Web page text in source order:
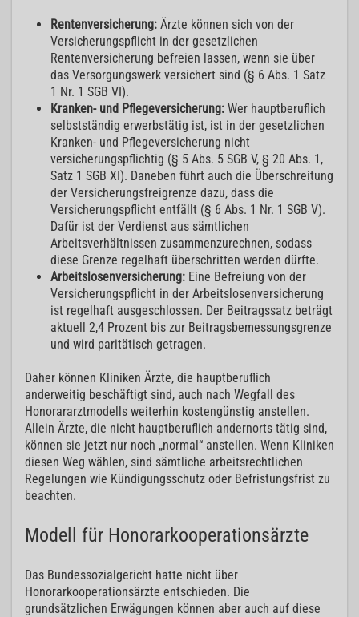
Rentenversicherung: Ärzte können sich von der
Versicherungspflicht in der gesetzlichen
Rentenversicherung befreien lassen, wenn sie über
das Versorgungswerk versichert sind (§ 6 Abs. 1 Satz
1 Nr. 1 SGB VI).
Kranken- und Pflegeversicherung: Wer hauptberuflich
selbstständig erwerbstätig ist, ist in der gesetzlichen
Kranken- und Pflegeversicherung nicht
versicherungspflichtig (§ 5 Abs. 5 SGB V, § 20 Abs. 1,
Satz 1 SGB XI). Daneben führt auch die Überschreitung
der Versicherungsfreigrenze dazu, dass die
Versicherungspflicht entfällt (§ 6 Abs. 1 Nr. 1 SGB V).
Dafür ist der Verdienst aus sämtlichen
Arbeitsverhältnissen zusammenzurechnen, sodass
diese Grenze regelhaft überschritten werden dürfte.
Arbeitslosenversicherung: Eine Befreiung von der
Versicherungspflicht in der Arbeitslosenversicherung
ist regelhaft ausgeschlossen. Der Beitragssatz beträgt
aktuell 2,4 Prozent bis zur Beitragsbemessungsgrenze
und wird paritätisch getragen.
Daher können Kliniken Ärzte, die hauptberuflich
anderweitig beschäftigt sind, auch nach Wegfall des
Honorararztmodells weiterhin kostengünstig anstellen.
Allein Ärzte, die nicht hauptberuflich andernorts tätig sind,
können sie jetzt nur noch „normal“ anstellen. Wenn Kliniken
diesen Weg wählen, sind sämtliche arbeitsrechtlichen
Regelungen wie Kündigungsschutz oder Befristungsfrist zu
beachten.
Modell für Honorarkooperationsärzte
Das Bundessozialgericht hatte nicht über
Honorarkooperationsärzte entschieden. Die
grundsätzlichen Erwägungen können aber auch auf diese